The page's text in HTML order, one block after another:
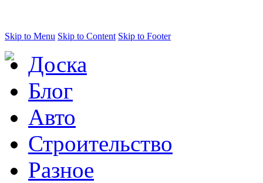
Skip to Menu Skip to Content Skip to Footer
Доска
Блог
Авто
Строительство
Разное